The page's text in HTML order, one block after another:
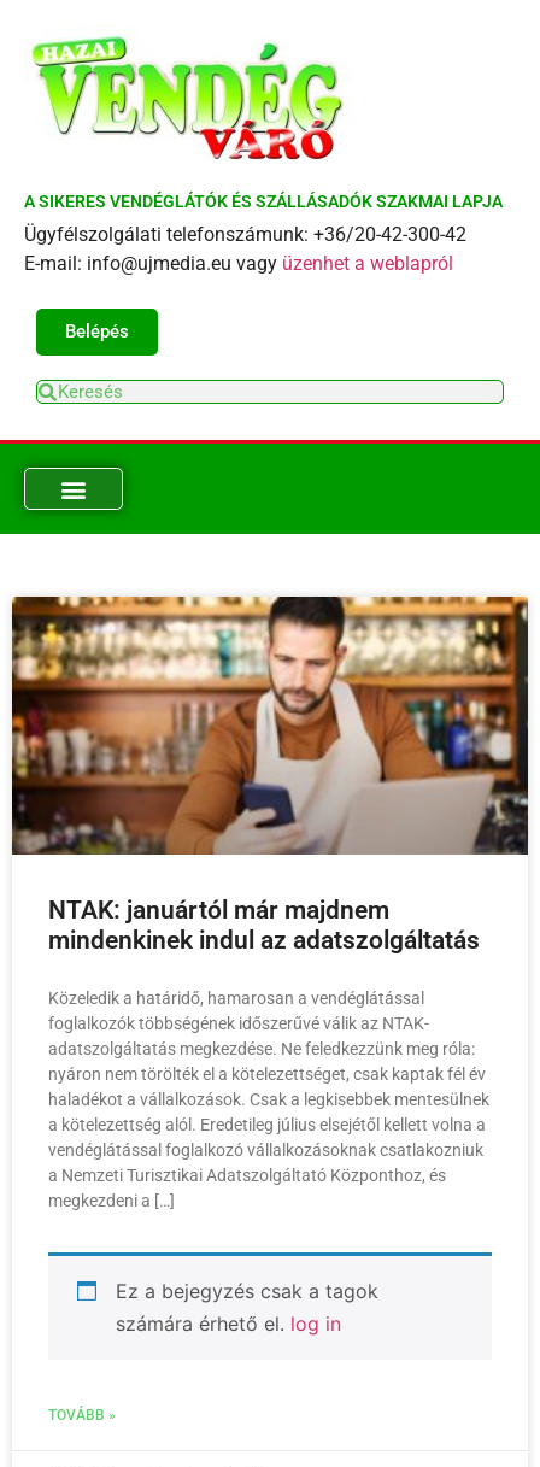
A SIKERES VENDÉGLÁTÓK ÉS SZÁLLÁSADÓK SZAKMAI LAPJA
Ügyfélszolgálati telefonszámunk: +36/20-42-300-42
E-mail: info@ujmedia.eu vagy üzenhet a weblapról
Belépés
NTAK: januártól már majdnem
mindenkinek indul az adatszolgáltatás
Közeledik a határidő, hamarosan a vendéglátással
foglalkozók többségének időszerűvé válik az NTAK-
adatszolgáltatás megkezdése. Ne feledkezzünk meg róla:
nyáron nem törölték el a kötelezettséget, csak kaptak fél év
haladékot a vállalkozások. Csak a legkisebbek mentesülnek
a kötelezettség alól. Eredetileg július elsejétől kellett volna a
vendéglátással foglalkozó vállalkozásoknak csatlakozniuk
a Nemzeti Turisztikai Adatszolgáltató Központhoz, és
megkezdeni a […]
Ez a bejegyzés csak a tagok
számára érhető el. log in
TOVÁBB »